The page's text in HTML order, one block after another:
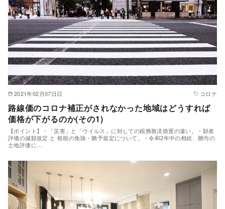
2021年02月07日日 コロナ
路線価のコロナ補正がされなかった地域はどうすれば
価格が下がるのか(その1)
【ポイント】・「災害」と「ウイルス」に対しての税務救済措置の違い。・財産
評価の減額規定 と 租税の免除・猶予規定について。・令和2年中の相続、贈与の
土地評価に…